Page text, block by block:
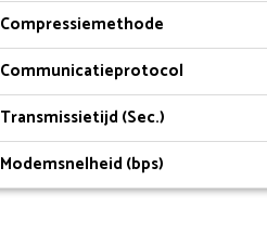
Compressiemethode
Communicatieprotocol
Transmissietijd (Sec.)
Modemsnelheid (bps)